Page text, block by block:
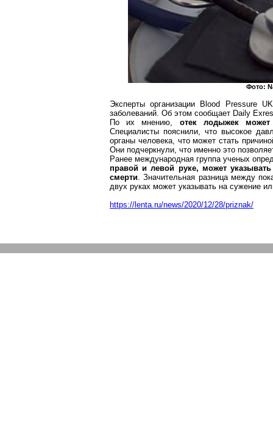
Фото:
Эксперты организации Blood PressureUK
заболеваний. Об этом сообщает Daily
По их мнению, отек лодыжек
Специалисты пояснили, что высокое
органы человека, что может стать
Они подчеркнули, что именно это
Ранее международная группа ученых
правой и левой руке, может
смерти. Значительная разница между
двух руках может указывать на сужение
https://lenta.ru/news/2020/12/28/priznak/